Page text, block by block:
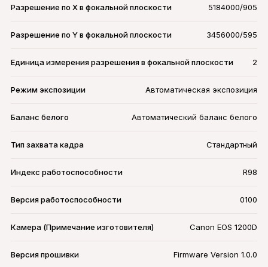
Разрешение по X в фокальной плоскости 5184000/905
Разрешение по Y в фокальной плоскости 3456000/595
Единица измерения разрешения в фокальной плоскости 2
Режим экспозиции Автоматическая экспозиция
Баланс белого Автоматический баланс белого
Тип захвата кадра Стандартный
Индекс работоспособности R98
Версия работоспособности 0100
Камера (Примечание изготовителя) Canon EOS 1200D
Версия прошивки Firmware Version 1.0.0